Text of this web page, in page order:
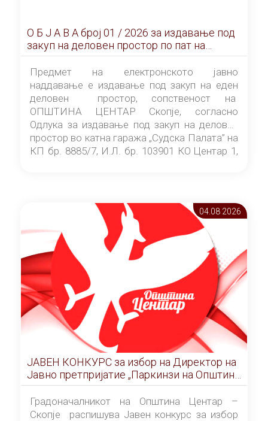
О Б Ј А В А брoj 01 / 2026 за издавање под
закуп на деловен простор по пат на
ЕЛЕКТРОНСКО ЈАВНО НАДДАВАЊЕ
Предмет на електронското јавно
наддавање е издавање под закуп на еден
деловен простор, сопственост на
ОПШТИНА ЦЕНТАР Скопје, согласно
Одлука за издавање под закуп на деловен
простор во катна гаража „Судска Палата” на
КП бр. 8885/7, И.Л. бр. 103901 КО Центар 1,
Скопје” број 9/2026), за времетраење од 3
(три) години од денот на потпишувањето на
Договорот за закуп со најповолниот
понудувач.
04.08 2026
ЈАВЕН КОНКУРС за избор на Директор на
Јавно претпријатие „Паркинзи на Општина
Центар“ – Скопје
Градоначалникот на Општина Центар –
Скопје распишува Јавен конкурс за избор